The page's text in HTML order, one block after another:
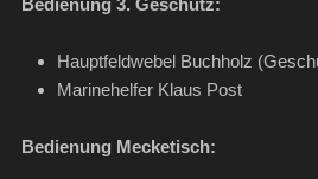
Bedienung 3. Geschütz:
Hauptfeldwebel Buchholz
Marinehelfer Klaus Post
Bedienung Mecketisch: